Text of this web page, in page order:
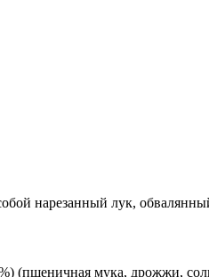
нарезанный лук,
(пшеничная мука, дрожжи,